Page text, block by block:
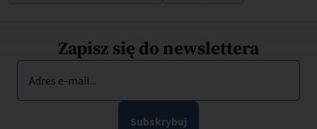
Zapisz się do newslettera
Adres e-mail...
Subskrybuj